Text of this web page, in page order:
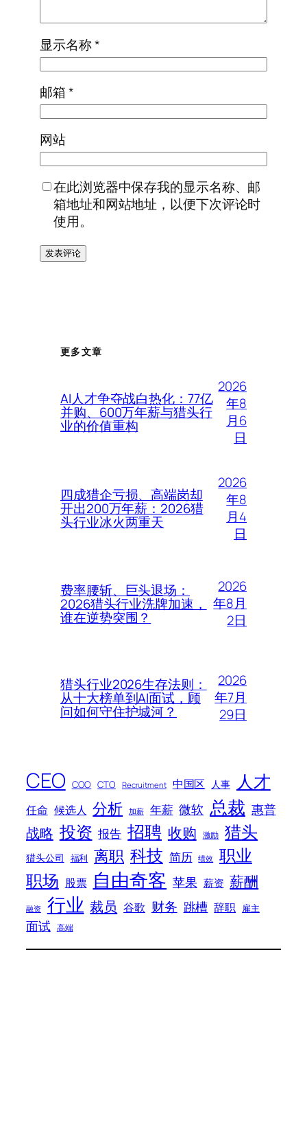
显示名称*
邮箱*
网站
在此浏览器中保存我的显示名称、邮
箱地址和网站地址，以便下次评论时
使用。
更多文章
AI人才争夺战白热化：77亿
并购、600万年薪与猎头行
业的价值重构
2026
年8
月6
日
四成猎企亏损、高端岗却
开出200万年薪：2026猎
头行业冰火两重天
2026
年8
月4
日
费率腰斩、巨头退场：
2026猎头行业洗牌加速，
谁在逆势突围？
2026
年8月
2日
猎头行业2026生存法则：
从十大榜单到AI面试，顾
问如何守住护城河？
2026
年7月
29日
CEO COO CTO Recruitment 中国区 人事 人才
任命 候选人 分析 加薪 年薪 微软 总裁 惠普
战略 投资 报告 招聘 收购 激励 猎头
猎头公司 福利 离职 科技 简历 绩效 职业
职场 股票 自由奇客 苹果 薪资 薪酬
融资 行业 裁员 谷歌 财务 跳槽 辞职 雇主
面试 高端